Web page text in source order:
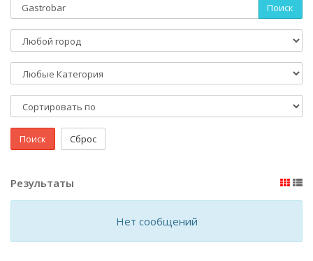
Поиск
Поиск Сброс
Результаты
Нет сообщений